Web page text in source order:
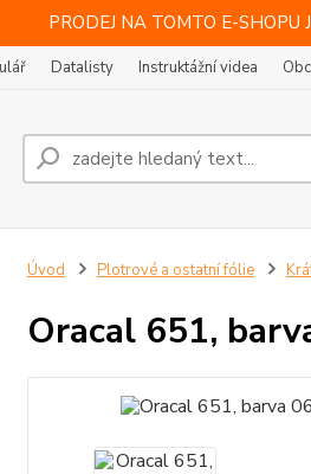
PRODEJ NA TOMTO E-SHOPU
Datalisty Instruktážní videa
Úvod Plotrové a ostatní fólie
Oracal 651,